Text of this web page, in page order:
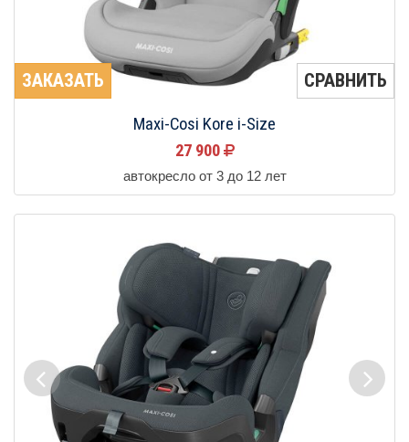
ЗАКАЗАТЬ СРАВНИТЬ
Maxi-Cosi Kore i-Size
27 900
автокресло от 3 до 12 лет